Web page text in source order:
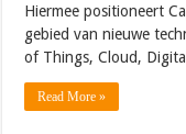
Hiermee positioneert
gebied van nieuwe
of Things, Cloud,
Read More »